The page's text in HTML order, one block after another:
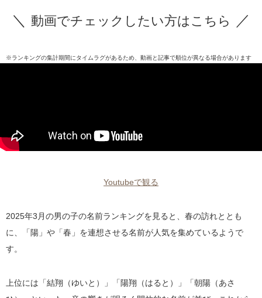
動画でチェックしたい方はこちら
※ランキングの集計期間にタイムラグがあるため、動画と記事で順位が異なる場合があります
Youtubeで観る
2025年3月の男の子の名前ランキングを見ると、春の訪れととも
に、「陽」や「春」を連想させる名前が人気を集めているようで
す。
上位には「結翔（ゆいと）」「陽翔（はると）」「朝陽（あさ